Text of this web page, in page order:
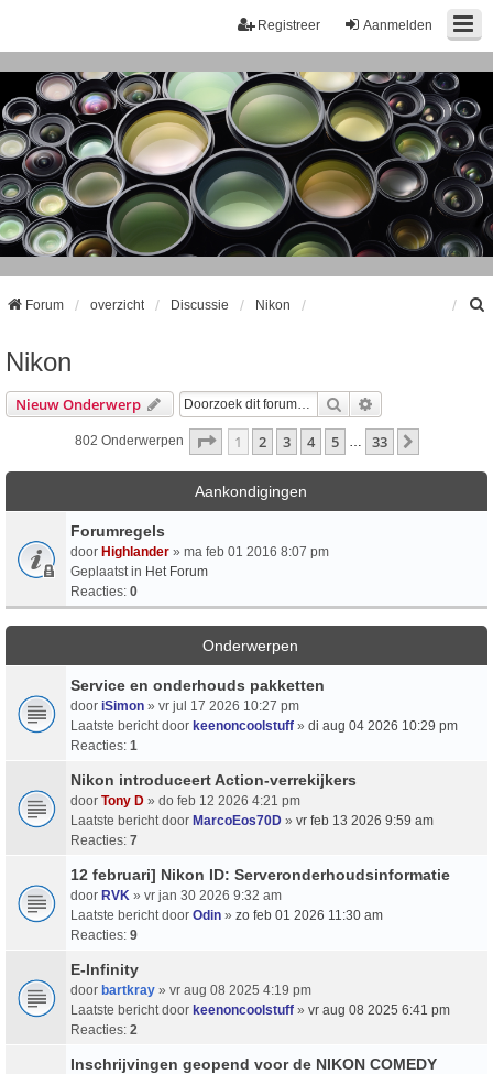
Aanmelden
Registreer
Forum overzicht Discussie Nikon
Nikon
Nieuw Onderwerp Zoek
802 Onderwerpen Pagina Van33
1 2 3 4 5 33
Aankondigingen
Forumregels
door Highlander » ma feb 01 2016 8:07 pm
Geplaatst in Het Forum
Reacties: 0
Onderwerpen
Service en onderhouds pakketten
door iSimon » vr jul 17 2026 10:27 pm
Laatste bericht door keenoncoolstuff » di aug 04 2026 10:29 pm
Reacties: 1
Nikon introduceert Action-verrekijkers
door Tony D » do feb 12 2026 4:21 pm
Laatste bericht door MarcoEos70D » vr feb 13 2026 9:59 am
Reacties: 7
12 februari] Nikon ID: Serveronderhoudsinformatie
door RVK » vr jan 30 2026 9:32 am
Laatste bericht door Odin » zo feb 01 2026 11:30 am
Reacties: 9
E-Infinity
door bartkray » vr aug 08 2025 4:19 pm
Laatste bericht door keenoncoolstuff » vr aug 08 2025 6:41 pm
Reacties: 2
Inschrijvingen geopend voor de NIKON COMEDY